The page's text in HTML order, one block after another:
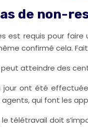
de non-
est requis pour
confirmé cela.
atteindre des
jour ont été
qui font les
le télétravail doit